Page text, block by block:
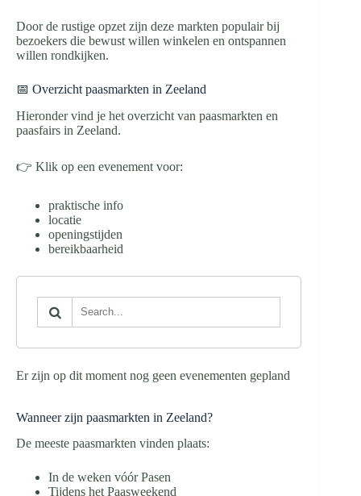
Door de rustige opzet zijn deze markten populair bij
bezoekers die bewust willen winkelen en ontspannen
willen rondkijken.
📅 Overzicht paasmarkten in Zeeland
Hieronder vind je het overzicht van paasmarkten en
paasfairs in Zeeland.
👉 Klik op een evenement voor:
praktische info
locatie
openingstijden
bereikbaarheid
Er zijn op dit moment nog geen evenementen gepland
Wanneer zijn paasmarkten in Zeeland?
De meeste paasmarkten vinden plaats:
In de weken vóór Pasen
Tijdens het Paasweekend